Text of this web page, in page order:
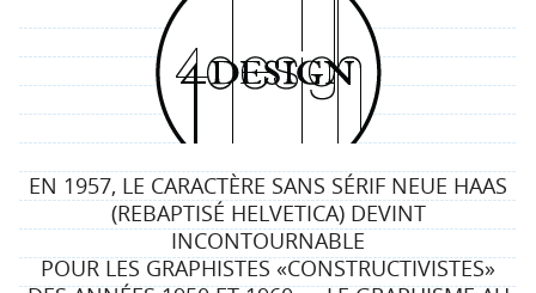
4
d
e
s
i
EN 1957, LE CARACTÈRE SANS SÉRIF NEUE HAAS
(REBAPTISÉ HELVETICA) DEVINT
INCONTOURNABLE
POUR LES GRAPHISTES «CONSTRUCTIVISTES»